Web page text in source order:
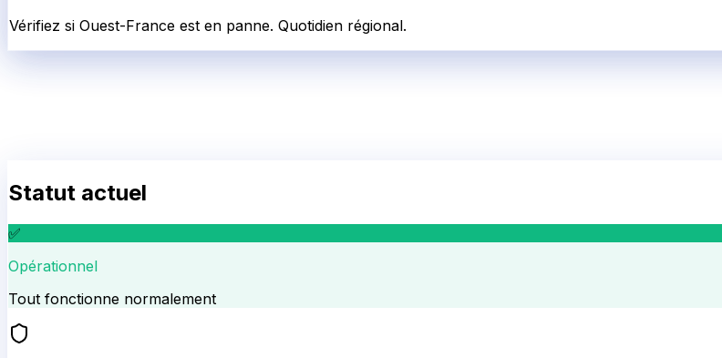
Vérifiez si Ouest-France est en panne. Quotidien régional.
Statut actuel
✅
Opérationnel
Tout fonctionne normalement